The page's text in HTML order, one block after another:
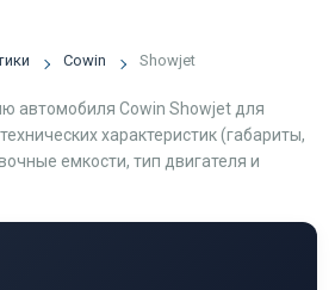
Cowin Showjet
автомобиля Cowin Showjet для
характеристик (габариты,
емкости, тип двигателя и